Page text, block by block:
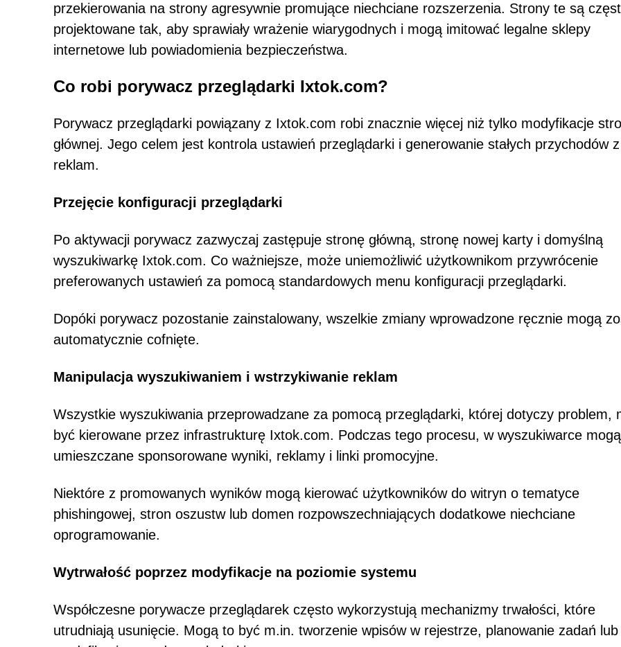
przekierowania na strony agresywnie promujące niechciane rozszerzenia. Strony te są
projektowane tak, aby sprawiały wrażenie wiarygodnych i mogą imitować legalne sklepy
internetowe lub powiadomienia bezpieczeństwa.
Co robi porywacz przeglądarki Ixtok.com?
Porywacz przeglądarki powiązany z Ixtok.com robi znacznie więcej niż tylko modyfikacje
głównej. Jego celem jest kontrola ustawień przeglądarki i generowanie stałych przychodów z
reklam.
Przejęcie konfiguracji przeglądarki
Po aktywacji porywacz zazwyczaj zastępuje stronę główną, stronę nowej karty i domyślną
wyszukiwarkę Ixtok.com. Co ważniejsze, może uniemożliwić użytkownikom przywrócenie
preferowanych ustawień za pomocą standardowych menu konfiguracji przeglądarki.
Dopóki porywacz pozostanie zainstalowany, wszelkie zmiany wprowadzone ręcznie mogą
automatycznie cofnięte.
Manipulacja wyszukiwaniem i wstrzykiwanie reklam
Wszystkie wyszukiwania przeprowadzane za pomocą przeglądarki, której dotyczy problem,
być kierowane przez infrastrukturę Ixtok.com. Podczas tego procesu, w wyszukiwarce
umieszczane sponsorowane wyniki, reklamy i linki promocyjne.
Niektóre z promowanych wyników mogą kierować użytkowników do witryn o tematyce
phishingowej, stron oszustw lub domen rozpowszechniających dodatkowe niechciane
oprogramowanie.
Wytrwałość poprzez modyfikacje na poziomie systemu
Współczesne porywacze przeglądarek często wykorzystują mechanizmy trwałości, które
utrudniają usunięcie. Mogą to być m.in. tworzenie wpisów w rejestrze, planowanie zadań lub